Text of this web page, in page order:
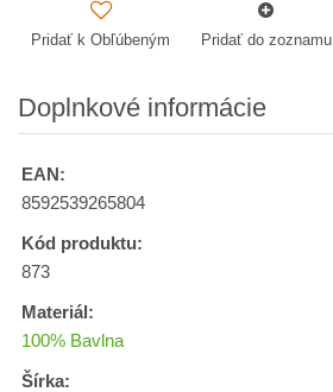
Pridať k Obľúbeným Pridať do zoznamu
Doplnkové informácie
EAN:
8592539265804
Kód produktu:
873
Materiál:
100% Bavlna
Šírka: